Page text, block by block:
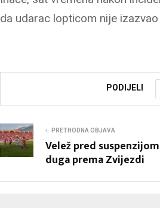
da udarac lopticom nije
PODIJELI
PRETHODNA OBJAVA
Velež pred
duga prema Zvijezdi